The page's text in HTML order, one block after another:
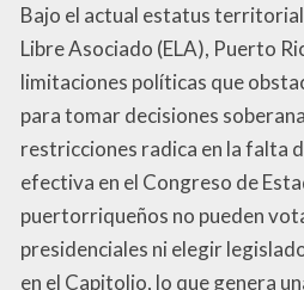
Bajo el actual estatus
Libre Asociado (ELA), Puerto
limitaciones políticas que
para tomar decisiones
restricciones radica en la falta
efectiva en el Congreso de
puertorriqueños no pueden
presidenciales ni elegir
en el Capitolio, lo que genera